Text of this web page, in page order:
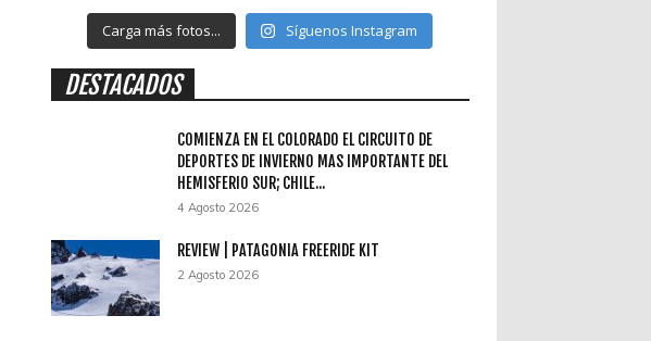
Carga más fotos... Síguenos Instagram
DESTACADOS
COMIENZA EN EL COLORADO EL CIRCUITO DE
DEPORTES DE INVIERNO MAS IMPORTANTE DEL
HEMISFERIO SUR; CHILE...
4 Agosto 2026
REVIEW | PATAGONIA FREERIDE KIT
2 Agosto 2026